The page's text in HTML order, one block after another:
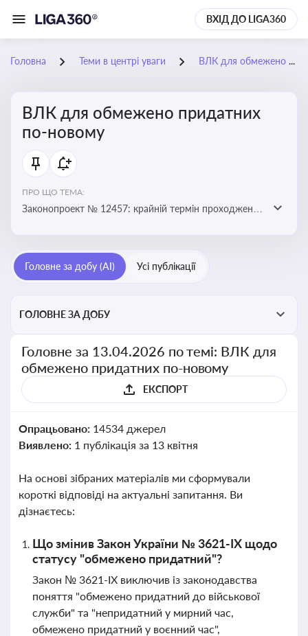
ВХІД ДО LIGA360
Головна Теми в центрі уваги ВЛК для обмежено придатних по-новому
ВЛК для обмежено придатних
по-новому
ПРО ЩО ТЕМА:
Законопроект № 12457: крайній термін проходження
Головне за добу (AI) Усі публікації
ГОЛОВНЕ ЗА ДОБУ
Головне за 13.04.2026 по темі: ВЛК для
обмежено придатних по-новому
ЕКСПОРТ
Опрацьовано: 14534 джерел
Виявлено: 1 публікація за 13 квітня
На основі зібраних матеріалів ми сформували
короткі відповіді на актуальні запитання. Ви
дізнаєтесь:
Що змінив Закон України № 3621-IX щодо
статусу "обмежено придатний"?
Закон № 3621-IX виключив із законодавства
поняття "обмежено придатний до військової
служби" та "непридатний у мирний час,
обмежено придатний у воєнний час",